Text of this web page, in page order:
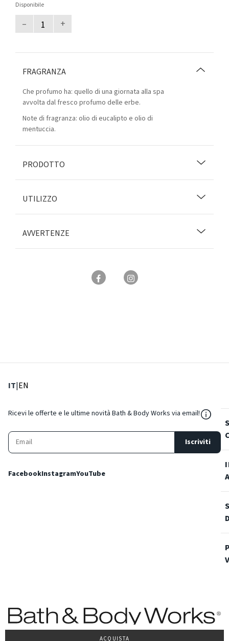
Disponibile
– +
ACQUISTA
FRAGRANZA
Che profumo ha: quello di una giornata alla spa
avvolta dal fresco profumo delle erbe.
Note di fragranza: olio di eucalipto e olio di
mentuccia.
PRODOTTO
UTILIZZO
AVVERTENZE
IT: Lingua corrente
|EN
Ricevi le offerte e le ultime novità Bath & Body Works via email!
Iscriviti
FacebookInstagramYouTube